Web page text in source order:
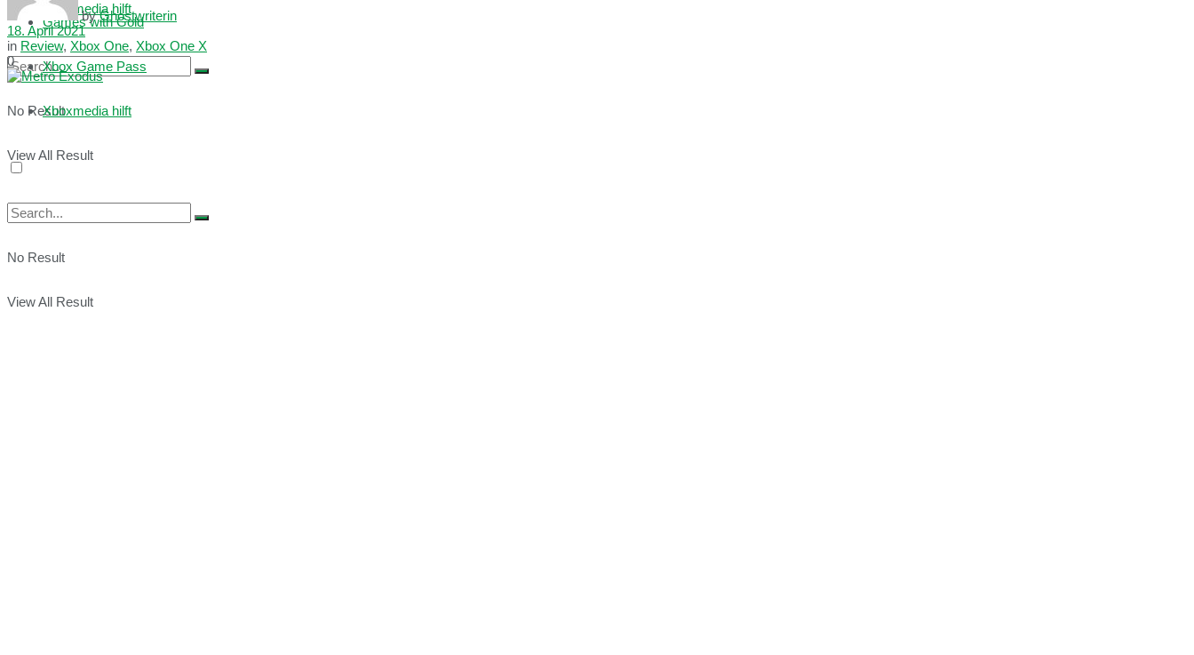
Xboxmedia hilft
No Result
View All Result
Games with Gold
Xbox Game Pass
Xboxmedia hilft
No Result
View All Result
by Ghostwriterin
18. April 2021
in Review, Xbox One, Xbox One X
0